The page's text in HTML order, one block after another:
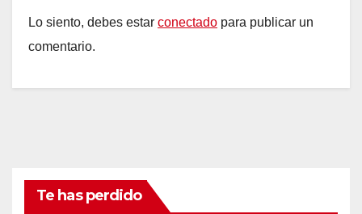
Lo siento, debes estar conectado para publicar un
comentario.
Te has perdido